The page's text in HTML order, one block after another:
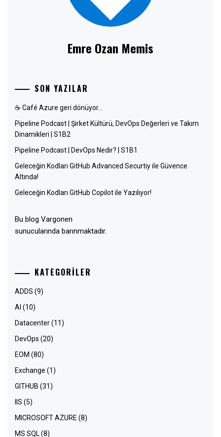
Emre Ozan Memis
SON YAZILAR
☕ Café Azure geri dönüyor…
Pipeline Podcast | Şirket Kültürü, DevOps Değerleri ve Takım
Dinamikleri | S1B2
Pipeline Podcast | DevOps Nedir? | S1B1
Geleceğin Kodları GitHub Advanced Securtiy ile Güvence
Altında!
Geleceğin Kodları GitHub Copilot ile Yazılıyor!
Bu blog Vargonen
sunucularında barınmaktadır.
KATEGORILER
ADDS (9)
AI (10)
Datacenter(11)
DevOps (20)
EOM (80)
Exchange (1)
GITHUB (31)
IIS (5)
MICROSOFT AZURE (8)
MS SQL(8)